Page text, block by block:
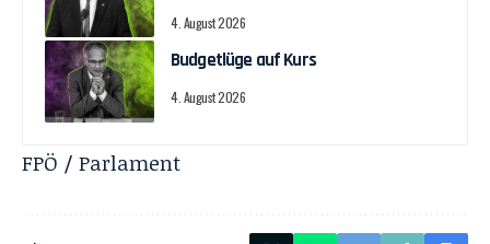
4. August 2026
Budgetlüge auf Kurs
4. August 2026
FPÖ / Parlament